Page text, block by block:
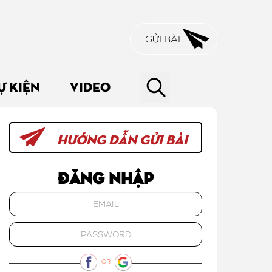
GỬI BÀI
KIỆN VIDEO
HƯỚNG DẪN GỬI BÀI
Đăng nhập
OR